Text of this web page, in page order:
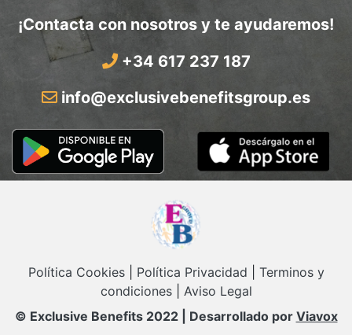
¡Contacta con nosotros y te ayudaremos!
+34 617 237 187
info@exclusivebenefitsgroup.es
Política Cookies| Política Privacidad
Terminos y
condiciones| Aviso Legal
© Exclusive Benefits 2022 | Desarrollado por Viavox